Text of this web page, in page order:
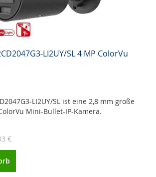
LI2UY/SL 4 MP ColorVu
LI2UY/SL ist eine 2,8 mm große
Mini-Bullet-IP-Kamera.
€